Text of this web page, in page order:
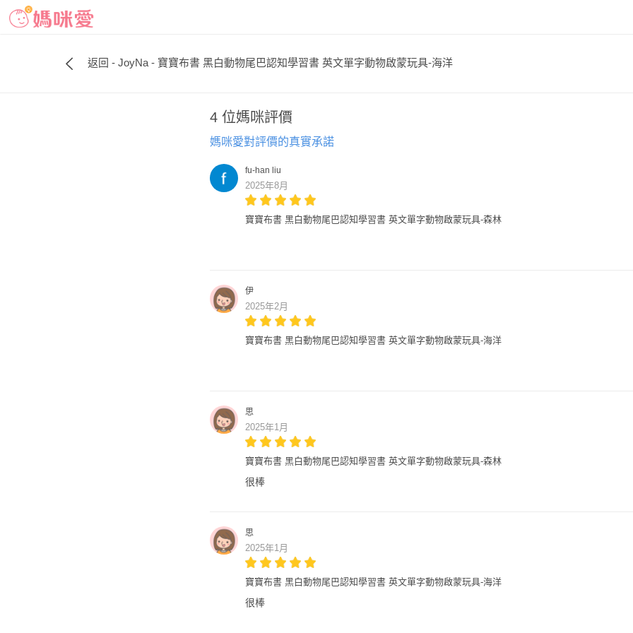
返回 - JoyNa - 寶寶布書 黑白動物尾巴認知學習書 英文單字動物啟蒙玩具-海洋
4 位媽咪評價
媽咪愛對評價的真實承諾
fu-han liu
2025年8月
寶寶布書 黑白動物尾巴認知學習書 英文單字動物啟蒙玩具-森林
伊
2025年2月
寶寶布書 黑白動物尾巴認知學習書 英文單字動物啟蒙玩具-海洋
思
2025年1月
寶寶布書 黑白動物尾巴認知學習書 英文單字動物啟蒙玩具-森林
很棒
思
2025年1月
寶寶布書 黑白動物尾巴認知學習書 英文單字動物啟蒙玩具-海洋
很棒